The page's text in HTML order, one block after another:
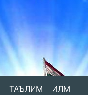
ТАЪЛИМ
ИЛМ